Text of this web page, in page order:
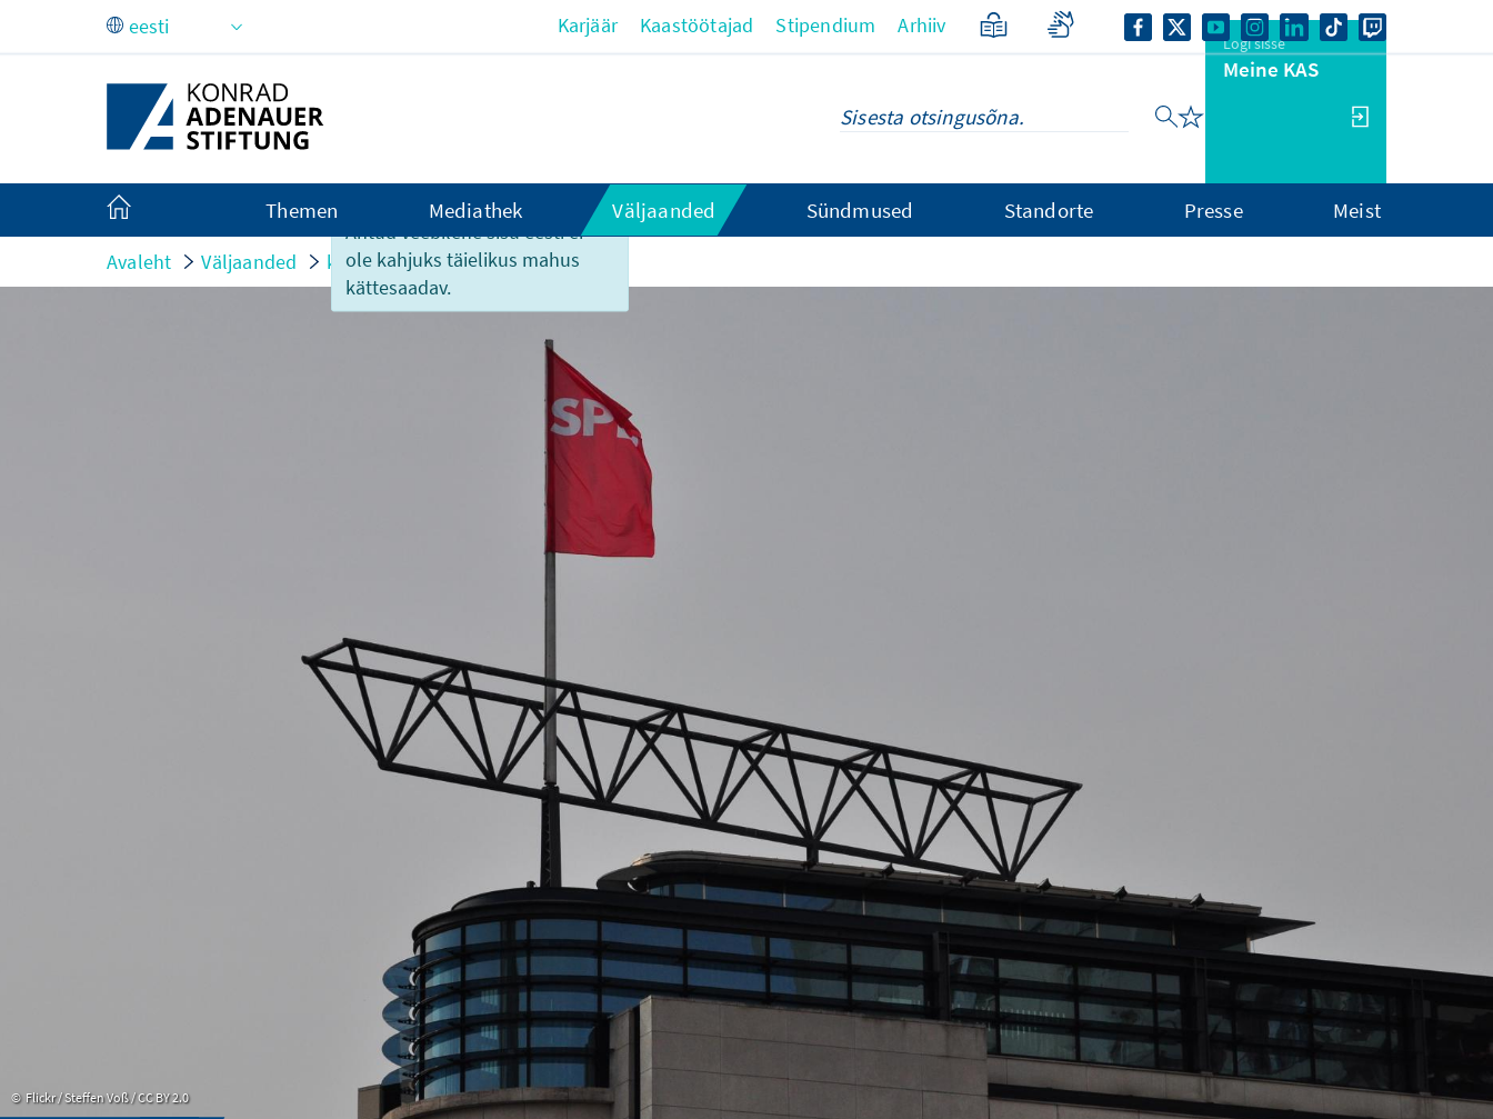
Skip to Main Content
Antud veebilehe sisu eesti ei
ole kahjuks täielikus mahus
kättesaadav.
Karjäär Kaastöötajad Stipendium Arhiiv
Logi sisse
Meine KAS
Themen Mediathek Väljaanded Sündmused Standorte Presse Meist
Avaleht Väljaanded kurzum Im Konjunktiv
Flickr / Steffen Voß / CC BY 2.0